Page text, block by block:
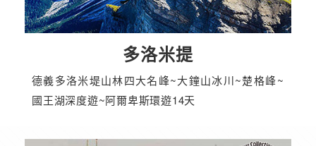
多洛米提
德義多洛米堤山林四大名峰~大鐘山冰川~楚格峰~
國王湖深度遊~阿爾卑斯環遊14天